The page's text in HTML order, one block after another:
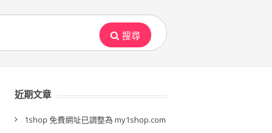
搜尋
近期文章
1shop 免費網址已調整為 my1shop.com